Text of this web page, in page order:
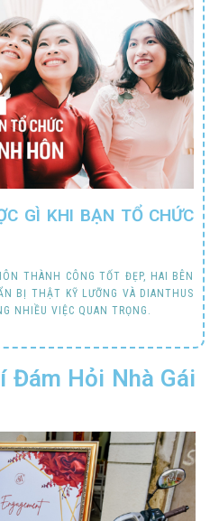
GÌ KHI BẠN TỔ CHỨC
THÀNH CÔNG TỐT ĐẸP, HAI BÊN
BỊ THẬT KỸ LƯỠNG VÀ DIANTHUS
NHIỀU VIỆC QUAN TRỌNG.
Đám Hỏi Nhà Gái